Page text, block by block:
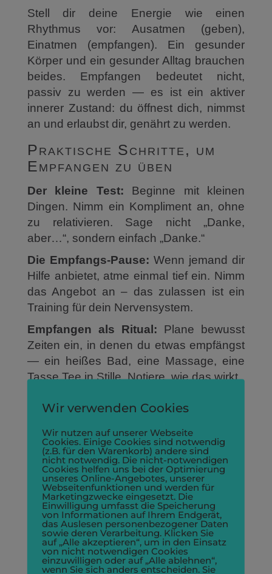
Stell dir deine Energie wie einen
Rhythmus vor: Ausatmen (geben),
Einatmen (empfangen). Ein gesunder
Körper und ein gesunder Alltag brauchen
beides. Empfangen bedeutet nicht,
passiv zu werden — es ist ein aktiver
innerer Zustand: du öffnest dich, nimmst
an und erlaubst dir, genährt zu werden.
Praktische Schritte, um
Empfangen zu üben
Der kleine Test: Beginne mit kleinen
Dingen. Nimm ein Kompliment an, ohne
zu relativieren. Sage nicht „Danke,
aber…“, sondern einfach „Danke.“
Die Empfangs-Pause: Wenn jemand dir
Hilfe anbietet, atme einmal tief ein. Nimm
das Angebot an – das zulassen ist ein
Training für dein Nervensystem.
Empfangen als Ritual: Plane bewusst
Zeiten ein, in denen du etwas empfängst
— ein heißes Bad, eine Massage, eine
Tasse Tee in Stille. Notiere, wie das wirkt.
Grenzen und Empfangen —
Manche glauben, Empfangen setze
Grenzen außer Kraft. Doch genau das
Gegenteil ist wahr: Klar gesetzte Grenzen
schaffen Raum, in dem Empfangen
sicher möglich ist. Wenn du fühlst, was
du geben willst und was nicht, kannst du
aus einer freien Haltung heraus
annehmen.
Wir verwenden Cookies
Wir nutzen auf unserer Webseite
Cookies. Einige Cookies sind notwendig
(z.B. für den Warenkorb) andere sind
nicht notwendig. Die nicht-notwendigen
Cookies helfen uns bei der Optimierung
unseres Online-Angebotes, unserer
Webseitenfunktionen und werden für
Marketingzwecke eingesetzt. Die
Einwilligung umfasst die Speicherung
von Informationen auf Ihrem Endgerät,
das Auslesen personenbezogener Daten
sowie deren Verarbeitung. Klicken Sie
auf „Alle akzeptieren“, um in den Einsatz
von nicht notwendigen Cookies
einzuwilligen oder auf „Alle ablehnen“,
wenn Sie sich anders entscheiden. Sie